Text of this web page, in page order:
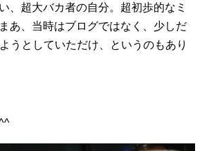
、超大バカ者の自分。超初歩的なミ
あ、当時はブログではなく、少しだ
うとしていただけ、というのもあり